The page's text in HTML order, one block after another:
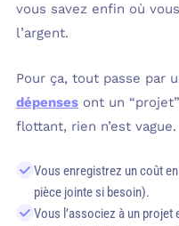
vous savez enfin où
l’argent.
Pour ça, tout passe par
dépenses ont un
flottant, rien n’est vague.
Vous enregistrez un coût
pièce jointe si besoin).
Vous l’associez à un projet